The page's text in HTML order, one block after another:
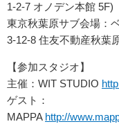
1-2-7 オノデン本館 5F)
東京秋葉原サブ会場：
3-12-8 住友不動産秋葉
【参加スタジオ】
主催：WIT STUDIO
ゲスト：
MAPPA http://